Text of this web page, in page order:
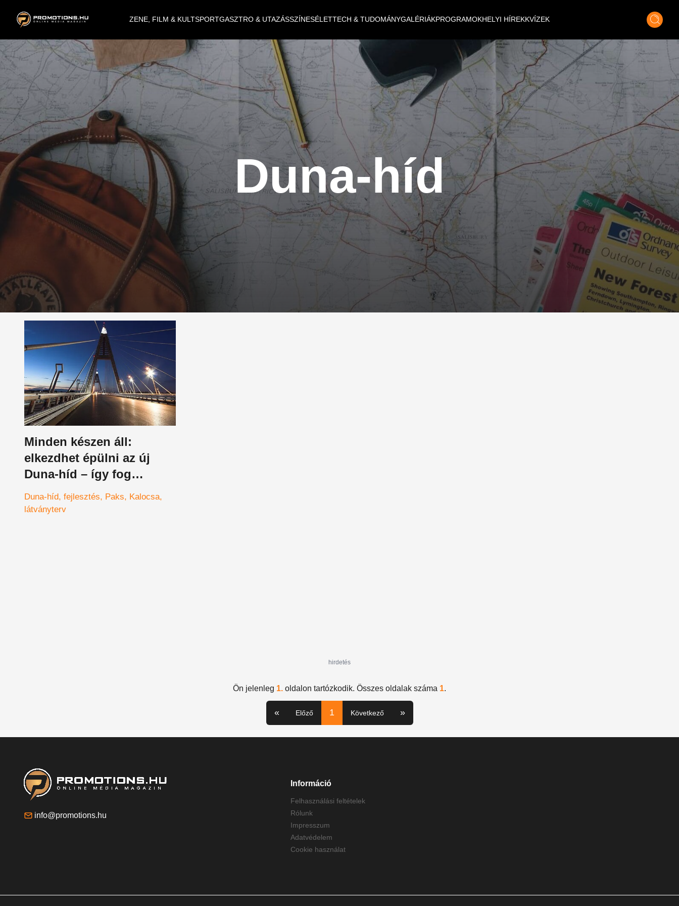
ZENE, FILM & KULTSPORTGASZTRO & UTAZÁSSZÍNESÉLETTECH & TUDOMÁNYGALÉRIÁKPROGRAMOKHELYI HÍREKKVÍZEK
Duna-híd
Minden készen áll:
elkezdhet épülni az új
Duna-híd – így fog
kinézni
Duna-híd fejlesztés Paks
Kalocsa
látványterv
hirdetés
Ön jelenleg 1. oldalon tartózkodik. Összes oldalak száma 1.
« Előző 1 Következő »
info@promotions.hu
Információ
Felhasználási feltételek
Rólunk
Impresszum
Adatvédelem
Cookie használat